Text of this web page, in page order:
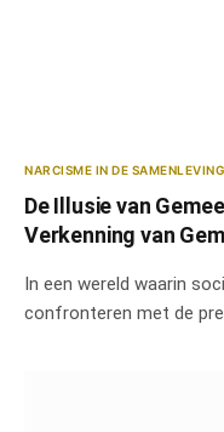
NARCISME IN DE SAMENLEVING
De Illusie van
Verkenning van
In een wereld waarin
confronteren met de